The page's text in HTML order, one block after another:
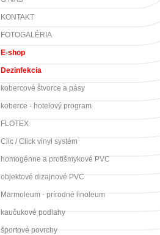
KONTAKT
FOTOGALÉRIA
E-shop
Dezinfekcia
kobercové štvorce a pásy
koberce - hotelový program
FLOTEX
Clic / Click vinyl systém
homogénne a protišmykové PVC
objektové dizajnové PVC
Marmoleum - prírodné linoleum
kaučukové podlahy
športové povrchy